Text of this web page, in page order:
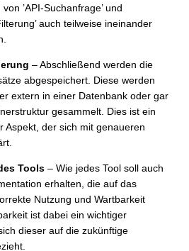
’API-Suchanfrage’ und
auch teilweise ineinander
– Abschließend werden die
abgespeichert. Diese werden
extern in einer Datenbank oder gar
gesammelt. Dies ist ein
Aspekt, der sich mit genaueren
Tools – Wie jedes Tool soll auch
erhalten, die auf das
Nutzung und Wartbarkeit
ist dabei ein wichtiger
dieser auf die zukünftige